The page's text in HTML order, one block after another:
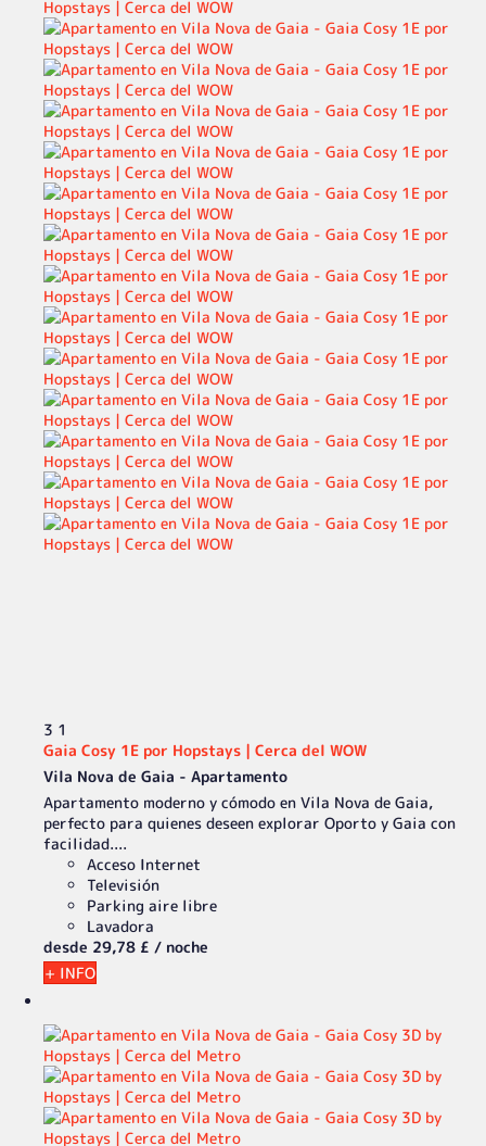
3 1
Gaia Cosy 1E por Hopstays | Cerca del WOW
Vila Nova de Gaia - Apartamento
Apartamento moderno y cómodo en Vila Nova de Gaia,
perfecto para quienes deseen explorar Oporto y Gaia con
facilidad....
Acceso Internet
Televisión
Parking aire libre
Lavadora
desde 29,78 £ / noche
+ INFO